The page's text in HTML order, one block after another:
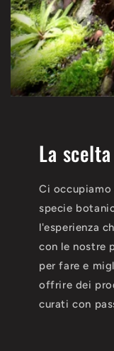
La
Ci occupiamo
specie
l'esperienza
con le nostre
per fare e
offrire dei
curati con